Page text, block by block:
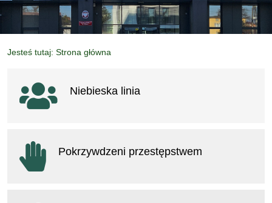
Jesteś tutaj: Strona główna
Ważne linki
Niebieska linia
Pokrzywdzeni przestępstwem